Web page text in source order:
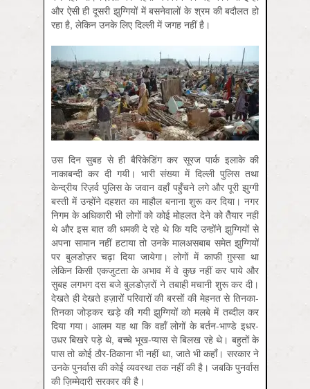
और ऐसी ही दूसरी झुग्गियों में बसनेवालों के श्रम की बदौलत हो
रहा है, लेकिन उनके लिए दिल्ली में जगह नहीं है।
उस दिन सुबह से ही बैरिकेडिंग कर सूरज पार्क इलाके की
नाकाबन्दी कर दी गयी। भारी संख्या में दिल्ली पुलिस तथा
केन्द्रीय रिज़र्व पुलिस के जवान वहाँ पहुँचने लगे और पूरी झुग्गी
बस्ती में उन्होंने दहशत का माहौल बनाना शुरू कर दिया। नगर
निगम के अधिकारी भी लोगों को कोई मोहलत देने को तैेयार नहीं
थे और इस बात की धमकी दे रहे थे कि यदि उन्होंने झुग्गियों से
अपना सामान नहीं हटाया तो उनके मालअसबाब समेत झुग्गियों
पर बुलडोज़र चढ़ा दिया जायेगा। लोगों में काफी ग़ुस्सा था
लेकिन किसी एकजुटता के अभाव में वे कुछ नहीं कर पाये और
सुबह लगभग दस बजे बुलडोज़रों ने तबाही मचानी शुरू कर दी।
देखते ही देखते हज़ारों परिवारों की बरसों की मेहनत से तिनका-
तिनका जोड़कर खड़े की गयी झुग्गियों को मलबे में तब्दील कर
दिया गया। आलम यह था कि वहाँ लोगों के बर्तन-भाण्डे इधर-
उधर बिखरे पड़े थे, बच्चे भूख-प्यास से बिलख रहे थे। बहुतों के
पास तो कोई ठौर-ठिकाना भी नहीं था, जाते भी कहाँ। सरकार ने
उनके पुनर्वास की कोई व्यवस्था तक नहीं की है। जबकि पुनर्वास
की ज़िम्मेदारी सरकार की है।